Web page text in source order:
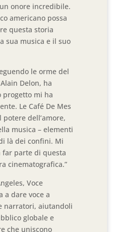
onore incredibile.
americano possa
questa storia
sua musica e il suo
le orme del
Delon, ha
progetto mi ha
Le Café De Mes
dell’amore,
musica – elementi
là dei confini. Mi
far parte di questa
cinematografica.”
Voce
a dare voce a
narratori, aiutandoli
globale e
che uniscono